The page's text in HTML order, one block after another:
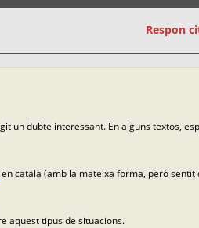
Respon
un dubte interessant. En alguns textos,
català (amb la mateixa forma, però sentit
aquest tipus de situacions.